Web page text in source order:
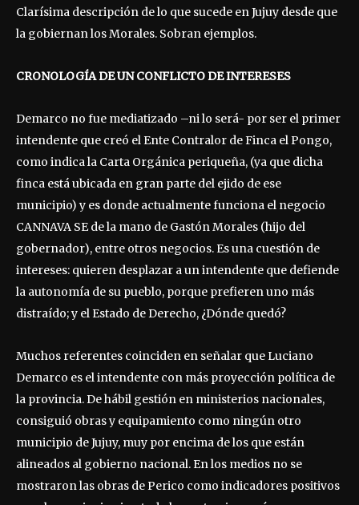
Clarísima descripción de lo que sucede en Jujuy desde que
la gobiernan los Morales. Sobran ejemplos.
CRONOLOGÍA DE UN CONFLICTO DE INTERESES
Demarco no fue mediatizado –ni lo será- por ser el primer
intendente que creó el Ente Contralor de Finca el Pongo,
como indica la Carta Orgánica periqueña, (ya que dicha
finca está ubicada en gran parte del ejido de ese
municipio) y es donde actualmente funciona el negocio
CANNAVA SE de la mano de Gastón Morales (hijo del
gobernador), entre otros negocios. Es una cuestión de
intereses: quieren desplazar a un intendente que defiende
la autonomía de su pueblo, porque prefieren uno más
distraído; y el Estado de Derecho, ¿Dónde quedó?
Muchos referentes coinciden en señalar que Luciano
Demarco es el intendente con más proyección política de
la provincia. De hábil gestión en ministerios nacionales,
consiguió obras y equipamiento como ningún otro
municipio de Jujuy, muy por encima de los que están
alineados al gobierno nacional. En los medios no se
mostraron las obras de Perico como indicadores positivos